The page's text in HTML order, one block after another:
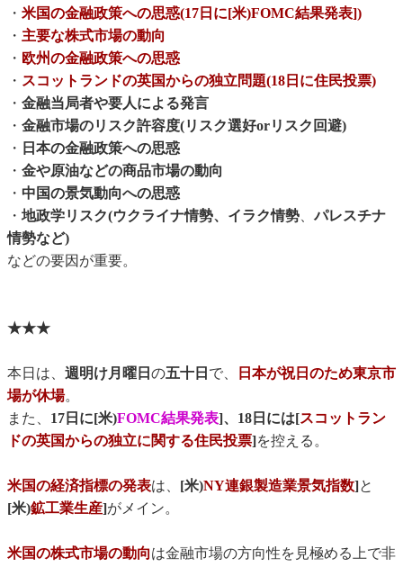
・ 米国の金融政策への思惑(17日に[米)FOMC結果発表])
・ 主要な株式市場の動向
・ 欧州の金融政策への思惑
・ スコットランドの英国からの独立問題(18日に住民投票)
・ 金融当局者や要人による発言
・ 金融市場のリスク許容度(リスク選好orリスク回避)
・ 日本の金融政策への思惑
・ 金や原油などの商品市場の動向
・ 中国の景気動向への思惑
・ 地政学リスク(ウクライナ情勢、イラク情勢、パレスチナ
情勢など)
などの要因が重要。
★★★
本日は、 週明け月曜日 の五十日 で、
日本が祝日のため東京市
場が休場。
また、 17日に[米)FOMC結果発表]、18日には[スコットラン
ドの英国からの独立に関する住民投票]を控える。
米国の経済指標の発表は、 [米)NY連銀製造業景気指数]と
[米)鉱工業生産]がメイン。
米国の株式市場の動向は金融市場の方向性を見極める上で非